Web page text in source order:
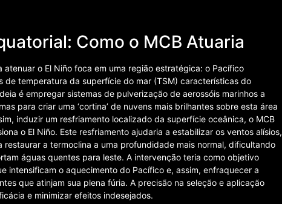
Como o MCB Atuaria
o El Niño foca em uma região estratégica: o Pacífico
de temperatura da superfície do mar (TSM) características do
é empregar sistemas de pulverização de aerossóis marinhos a
para criar uma ‘cortina’ de nuvens mais brilhantes sobre esta área
induzir um resfriamento localizado da superfície oceânica, o MCB
o El Niño. Este resfriamento ajudaria a estabilizar os ventos alísios,
a termoclina a uma profundidade mais normal, dificultando
águas quentes para leste. A intervenção teria como objetivo
intensificam o aquecimento do Pacífico e, assim, enfraquecer a
que atinjam sua plena fúria. A precisão na seleção e aplicação
e minimizar efeitos indesejados.